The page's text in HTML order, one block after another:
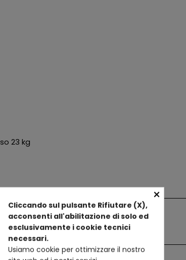
23 kg
×
Cliccando sul pulsante Rifiutare (X),
acconsenti all'abilitazione di solo ed
esclusivamente i cookie tecnici
necessari.
Usiamo cookie per ottimizzare il nostro